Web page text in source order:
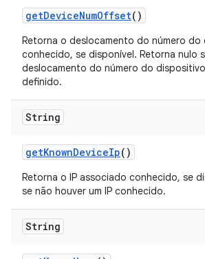
getDeviceNumOffset()
Retorna o deslocamento do número do
conhecido, se disponível. Retorna nulo
deslocamento do número do
definido.
String
getKnownDeviceIp()
Retorna o IP associado conhecido, se
se não houver um IP conhecido.
String